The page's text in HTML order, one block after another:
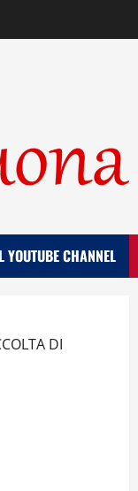
YOUTUBE CHANNEL
DI